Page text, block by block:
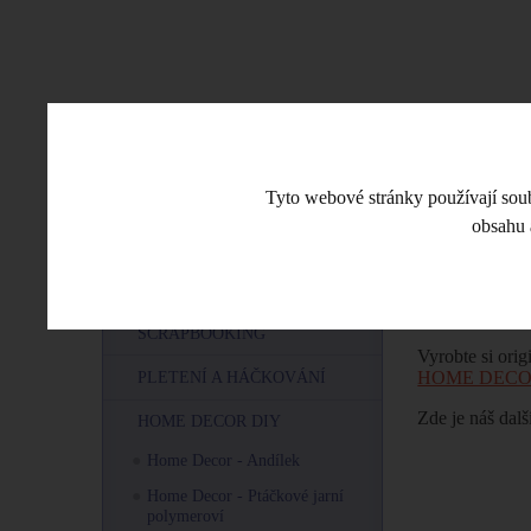
Tyto webové stránky používají
SCRAPBOOKING
PLETENÍ A HÁČKOVÁNÍ
HOME DECOR DIY
Home Decor - Andílek
Home Decor - Ptáčkové jarní
polymeroví
Úvodní
Home
Vyrobte si
HOME
Zde je náš